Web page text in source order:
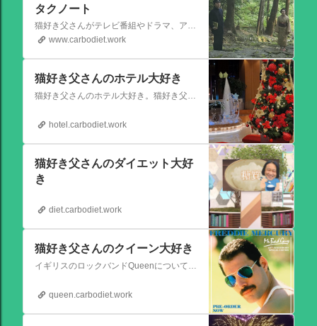
タクノート
猫好き父さんがテレビ番組やドラマ、アニメ、特撮ヒーロー,そしてダイエットについて書いたブログです。
www.carbodiet.work
猫好き父さんのホテル大好き
hotel.carbodiet.work
猫好き父さんのダイエット大好
き
diet.carbodiet.work
猫好き父さんのクイーン大好き
queen.carbodiet.work